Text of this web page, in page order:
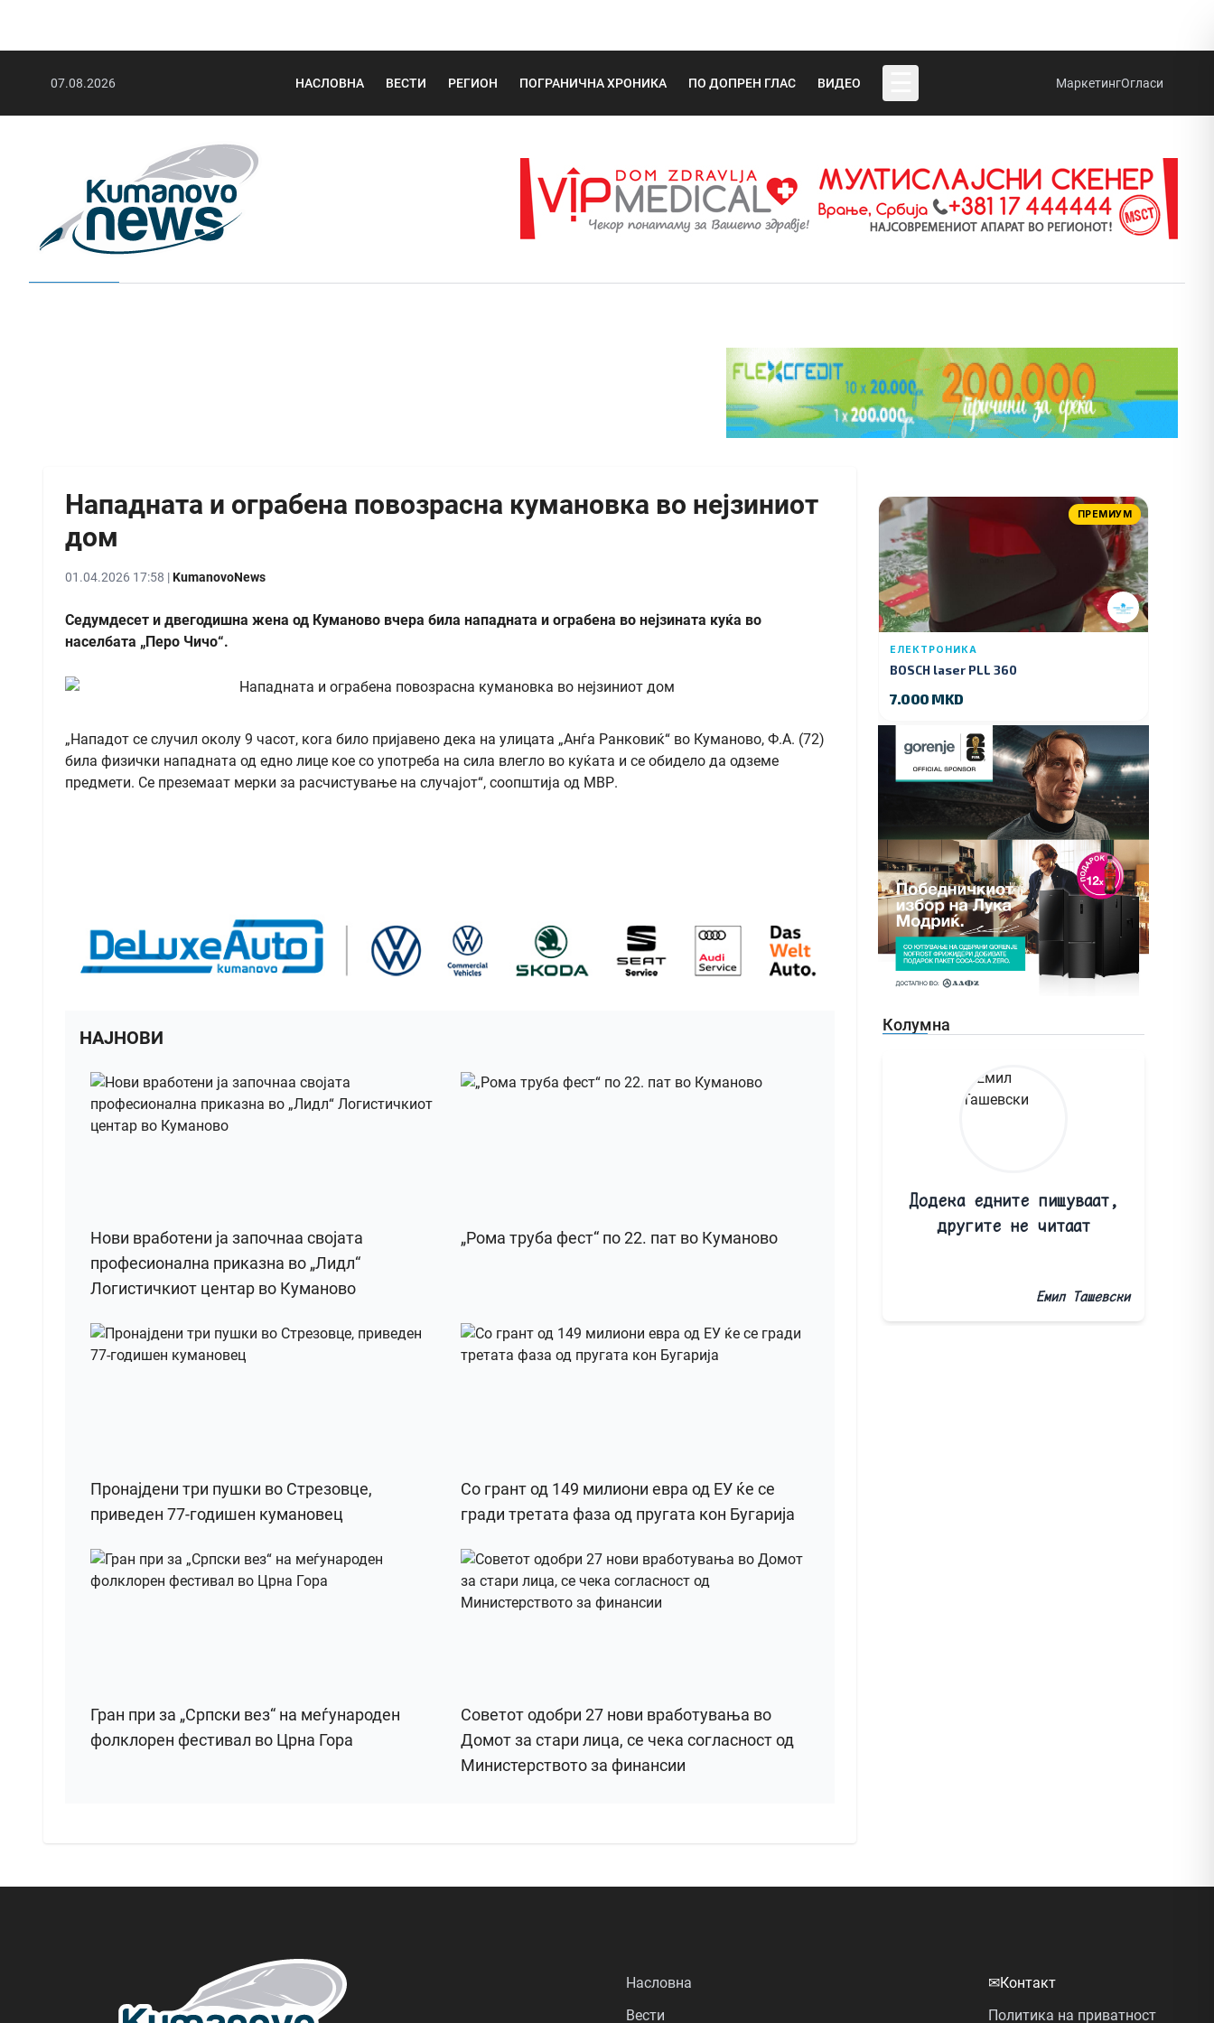
07.08.2026 НАСЛОВНА ВЕСТИ РЕГИОН ПОГРАНИЧНА ХРОНИКА ПО ДОПРЕН ГЛАС ВИДЕО МаркетингОгласи
Нападната и ограбена повозрасна кумановка во нејзиниот
дом
01.04.2026 17:58 |KumanovoNews
Седумдесет и двегодишна жена од Куманово вчера била нападната и ограбена во нејзината куќа во
населбата „Перо Чичо“.
„Нападот се случил околу 9 часот, кога било пријавено дека на улицата „Анѓа Ранковиќ“ во Куманово, Ф.А. (72)
била физички нападната од едно лице кое со употреба на сила влегло во куќата и се обидело да одземе
предмети. Се преземаат мерки за расчистување на случајот“, соопштија од МВР.
НАЈНОВИ
Нови вработени ја започнаа својата
професионална приказна во „Лидл“
Логистичкиот центар во Куманово
„Рома труба фест“ по 22. пат во Куманово
Пронајдени три пушки во Стрезовце,
приведен 77-годишен кумановец
Со грант од 149 милиони евра од ЕУ ќе се
гради третата фаза од пругата кон Бугарија
Гран при за „Српски вез“ на меѓународен
фолклорен фестивал во Црна Гора
Советот одобри 27 нови вработувања во
Домот за стари лица, се чека согласност од
Министерството за финансии
ПРЕМИУМ
ЕЛЕКТРОНИКА
BOSCH laser PLL 360
7.000 MKD
Колумна
Додека едните пишуваат,
другите не читаат
Емил Ташевски
Насловна
Вести
✉Контакт
Политика на приватност